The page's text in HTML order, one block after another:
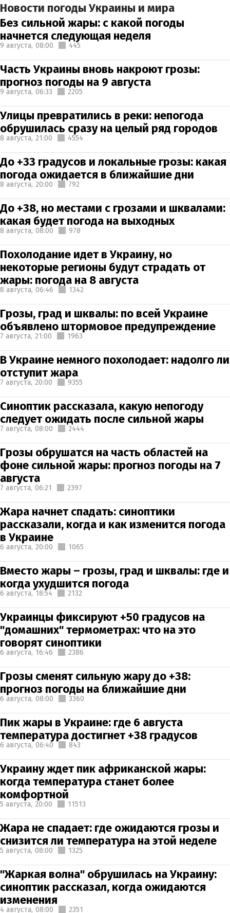
Новости погоды Украины и мира
Без сильной жары: с какой погоды
начнется следующая неделя
9 августа, 08:00 445
Часть Украины вновь накроют грозы:
прогноз погоды на 9 августа
9 августа, 06:33 2205
Улицы превратились в реки: непогода
обрушилась сразу на целый ряд городов
8 августа, 21:00 4554
До +33 градусов и локальные грозы: какая
погода ожидается в ближайшие дни
8 августа, 20:00 792
До +38, но местами с грозами и шквалами:
какая будет погода на выходных
8 августа, 08:00 978
Похолодание идет в Украину, но
некоторые регионы будут страдать от
жары: погода на 8 августа
8 августа, 06:46 1342
Грозы, град и шквалы: по всей Украине
объявлено штормовое предупреждение
7 августа, 21:00 1963
В Украине немного похолодает: надолго ли
отступит жара
7 августа, 20:00 9355
Синоптик рассказала, какую непогоду
следует ожидать после сильной жары
7 августа, 08:00 2444
Грозы обрушатся на часть областей на
фоне сильной жары: прогноз погоды на 7
августа
7 августа, 06:21 2397
Жара начнет спадать: синоптики
рассказали, когда и как изменится погода
в Украине
6 августа, 20:00 1065
Вместо жары – грозы, град и шквалы: где и
когда ухудшится погода
6 августа, 18:54 2132
Украинцы фиксируют +50 градусов на
"домашних" термометрах: что на это
говорят синоптики
6 августа, 16:46 2386
Грозы сменят сильную жару до +38:
прогноз погоды на ближайшие дни
6 августа, 08:00 3360
Пик жары в Украине: где 6 августа
температура достигнет +38 градусов
6 августа, 06:40 843
Украину ждет пик африканской жары:
когда температура станет более
комфортной
5 августа, 20:00 11513
Жара не спадает: где ожидаются грозы и
снизится ли температура на этой неделе
5 августа, 08:00 1325
"Жаркая волна" обрушилась на Украину:
синоптик рассказал, когда ожидаются
изменения
4 августа, 08:00 2351